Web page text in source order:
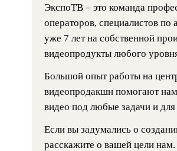
ЭкспоТВ – это команда
операторов, специалистов
уже 7 лет на собственной
видеопродукты любого
Большой опыт работы на
видеопродакшн помогают
видео под любые задачи и
Если вы задумались о
расскажите о вашей цели